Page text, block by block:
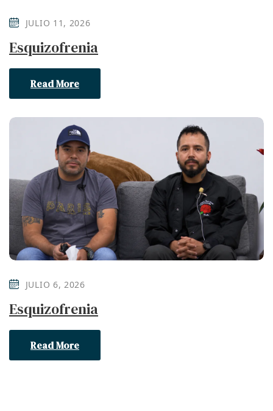
JULIO 11, 2026
Esquizofrenia
Read More
JULIO 6, 2026
Esquizofrenia
Read More